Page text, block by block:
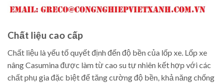
Chất liệu cao cấp
Chất liệu là yếu tố quyết định đến độ bền của lốp xe. Lốp xe
nâng Casumina được làm từ cao su tự nhiên kết hợp với các
chất phụ gia đặc biệt để tăng cường độ bền, khả năng chống